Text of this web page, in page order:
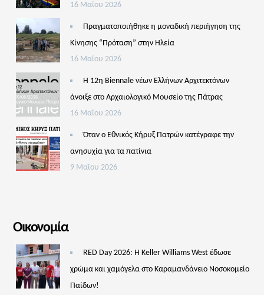
16 Μαΐου 2026
Πραγματοποιήθηκε η μοναδική περιήγηση της
Κίνησης “Πρόταση” στην Ηλεία
16 Μαΐου 2026
Η 12η Biennale νέων Ελλήνων Αρχιτεκτόνων
άνοιξε στο Αρχαιολογικό Μουσείο της Πάτρας
16 Μαΐου 2026
Όταν ο Εθνικός Κήρυξ Πατρών κατέγραφε την
ανησυχία για τα πατίνια
9 Μαΐου 2026
Οικονομία
RED Day 2026: Η Keller Williams West έδωσε
χρώμα και χαμόγελα στο Καραμανδάνειο Νοσοκομείο
Παίδων!